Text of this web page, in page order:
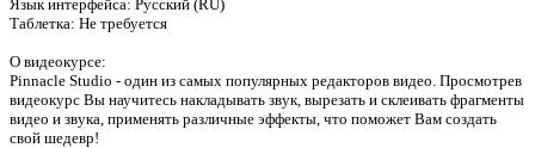
Язык интерфейса: Русский (RU)
Таблетка: Не требуется
О видеокурсе:
Pinnacle Studio - один из самых популярных редакторов видео. Просмотрев
видеокурс Вы научитесь накладывать звук, вырезать и склеивать фрагменты
видео и звука, применять различные эффекты, что поможет Вам создать
свой шедевр!